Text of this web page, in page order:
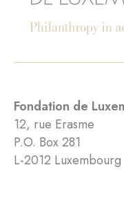
Fondation de
12, rue Erasme
P.O. Box 281
L-2012 Luxembourg